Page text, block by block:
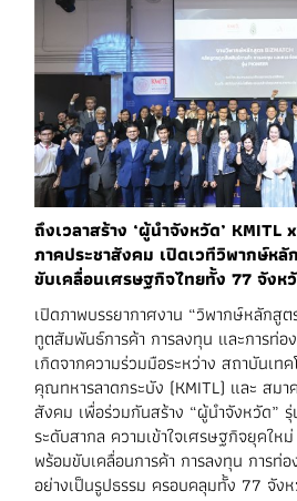
ถึงเวลาสร้าง ‘ผู้นำจังหวัด’ KMITL
ภาคประชาสังคม เปิดเวทีวิพากษ์หลั
ขับเคลื่อนเศรษฐกิจไทยทั้ง 77 จังห
เปิดภาพบรรยากาศงาน “วิพากษ์หลักสู
ทูตสัมพันธ์การค้า การลงทุน และการท่อ
เกิดจากความร่วมมือระหว่าง สถาบันเทค
คุณทหารลาดกระบัง (KMITL) และ สมา
สังคม เพื่อร่วมกันสร้าง “ผู้นำจังหวัด”
ระดับสากล ความเข้าใจเศรษฐกิจยุคให
พร้อมขับเคลื่อนการค้า การลงทุน การท่
อย่างเป็นรูปธรรม ครอบคลุมทั้ง 77 จัง